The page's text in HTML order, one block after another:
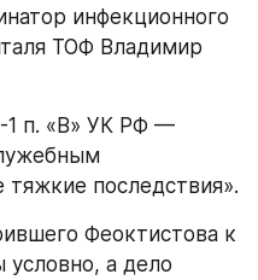
инфекционного
ТОФ Владимир
1 п. «В» УК РФ —
последствия».
Феоктистова к
а дело